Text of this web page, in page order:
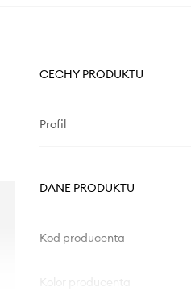
CECHY PRODUKTU
Profil
DANE PRODUKTU
Kod producenta